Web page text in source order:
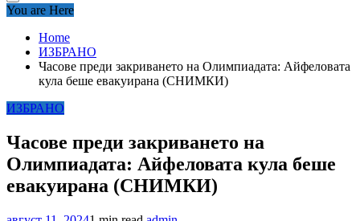
You are Here
Home
ИЗБРАНО
Часове преди закриването на Олимпиадата: Айфеловата
кула беше евакуирана (СНИМКИ)
ИЗБРАНО
Часове преди закриването на
Олимпиадата: Айфеловата кула беше
евакуирана (СНИМКИ)